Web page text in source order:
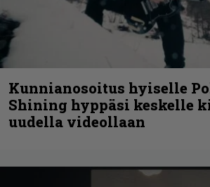
Kunnianosoitus hyiselle
Shining hyppäsi keskelle
uudella videollaan